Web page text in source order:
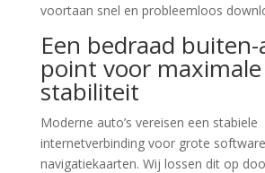
voortaan snel en probleemloos
Een bedraad buiten-
point voor maximale
stabiliteit
Moderne auto’s vereisen een stabiele
internetverbinding voor grote
navigatiekaarten. Wij lossen dit op